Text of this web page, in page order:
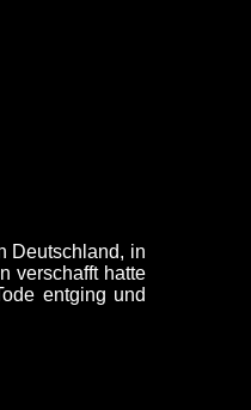
Deutschland, in
verschafft hatte
entging und